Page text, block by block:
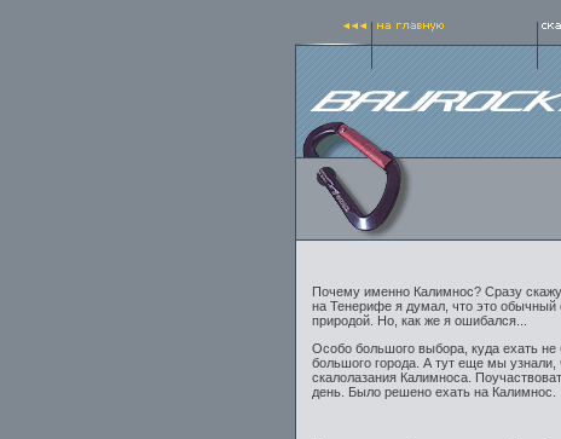
Почему именно Калимнос? Сразу
на Тенерифе я думал, что это обычный
природой. Но, как же я ошибался...
Особо большого выбора, куда ехать
большого города. А тут еще мы
скалолазания Калимноса.
день. Было решено ехать на Калимнос.